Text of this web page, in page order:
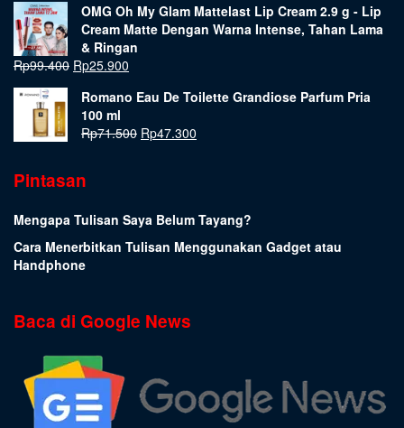
OMG Oh My Glam Mattelast Lip Cream 2.9 g - Lip
Cream Matte Dengan Warna Intense, Tahan Lama
& Ringan
Rp99.400 Rp25.900
Romano Eau De Toilette Grandiose Parfum Pria
100 ml
Rp71.500 Rp47.300
Pintasan
Mengapa Tulisan Saya Belum Tayang?
Cara Menerbitkan Tulisan Menggunakan Gadget atau
Handphone
Baca di Google News